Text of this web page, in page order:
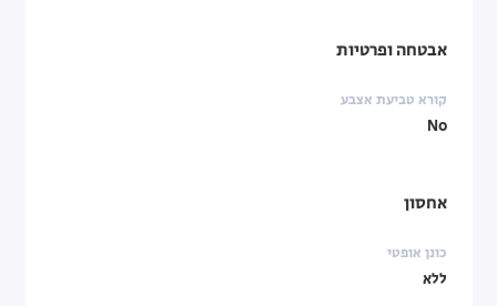
אבטחה ופרטיות
קורא טביעת אצבע
No
אחסון
כונן אופטי
ללא